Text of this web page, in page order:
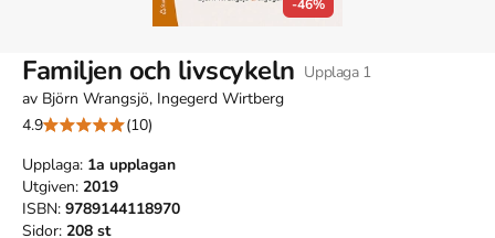
-46%
Familjen och livscykeln Upplaga 1
av Björn Wrangsjö, Ingegerd Wirtberg
4.9
(10)
Upplaga: 1a upplagan
Utgiven: 2019
ISBN: 9789144118970
Sidor: 208 st